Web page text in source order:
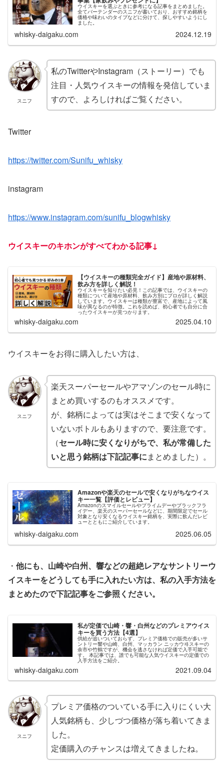
ウイスキーを選ぶときに参考になる記事をまとめました。
全てバーテンダーのスニフが書いており、おすすめ銘柄を
価格や味わいのタイプなどに分けて、探しやすいようにし
ました。
whisky-daigaku.com 2024.12.19
スニフ
私のTwitterやInstagram（ストーリー）でも
注目・人気ウイスキーの情報を発信していま
すので、よろしければご覧ください。
Twitter
https://twitter.com/Sunifu_whisky
instagram
https://www.instagram.com/sunifu_blogwhisky
ウイスキーのキホンがすべてわかる記事↓
【ウイスキーの種類完全ガイド】産地や原材料、
飲み方を詳しく解説！
ウイスキーを知りたい必見！この記事では、ウイスキーの
種類について産地や原材料、飲み方別にプロが詳しく解説
しています。ウイスキーは種類が豊富で、産地によって風
味が異なるのが特徴。これを読めば、初心者でも自分に合
ったウイスキーが見つかります。
whisky-daigaku.com 2025.04.10
ウイスキーをお得に購入したい方は、
スニフ
楽天スーパーセールやアマゾンのセール時に
まとめ買いするのもオススメです。
が、銘柄によっては実はそこまで安くなって
いないボトルもありますので、要注意です。
（セール時に安くなりがちで、私が常備した
いと思う銘柄は下記記事にまとめました）。
Amazonや楽天のセールで安くなりがちなウイス
キー一覧【評価とレビュー】
Amazonのスマイルセールやプライムデーやブラックフラ
イデー、楽天のスーパーセールなどに、期間限定でセール
対象となり安くなるウイスキー銘柄を、実際に飲んだレビ
ューとともにご紹介しています。
whisky-daigaku.com 2025.06.05
・ 他にも、山崎や白州、響などの超絶レアなサントリーウ
イスキーをどうしても手に入れたい方は、私の入手方法を
まとめたので下記記事をご参照ください。
私が定価で山崎・響・白州などのプレミアウイス
キーを買う方法【4選】
供給が追いついておらず、プレミア価格での販売が多いサ
ントリー響や山崎、白州、マッカラン ニッカウヰスキーの
余市や竹鶴ですが、機会を逃さなければ定価で入手可能で
す。 本記事では、誰でも可能な人気ウイスキーの定価での
入手方法をご紹介。
whisky-daigaku.com 2021.09.04
スニフ
プレミア価格のついている手に入りにくい大
人気銘柄も、少しづつ価格が落ち着いてきま
した。
定価購入のチャンスは増えてきましたね。